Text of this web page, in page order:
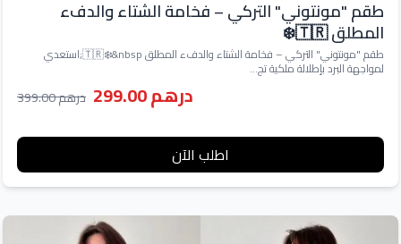
طقم "مونتوني" التركي – فخامة الشتاء والدفء
المطلق 🇹🇷❄️
طقم "مونتوني" التركي – فخامة الشتاء والدفء المطلق 🇹🇷❄️&nbsp;استعدي
لمواجهة البرد بإطلالة ملكية تج...
درهم 299.00 درهم 399.00
اطلب الآن